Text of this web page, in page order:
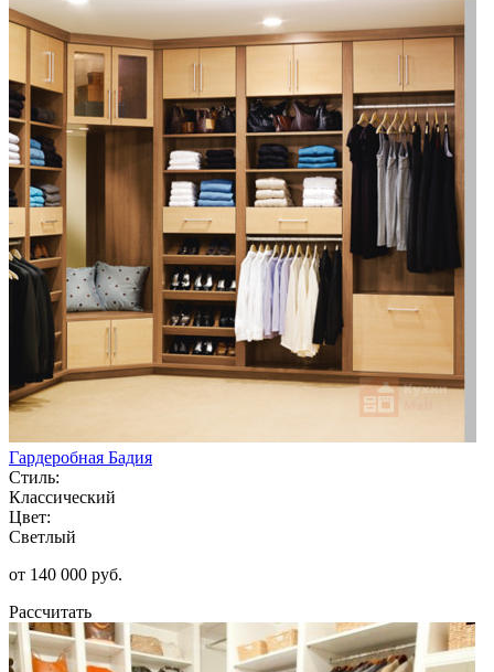
Гардеробная Бадия
Стиль:
Классический
Цвет:
Светлый
от 140 000 руб.
Рассчитать